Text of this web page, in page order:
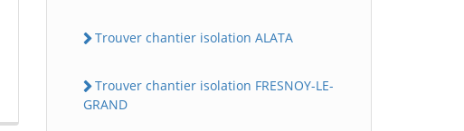
Trouver chantier isolation ALATA
Trouver chantier isolation FRESNOY-LE-
GRAND